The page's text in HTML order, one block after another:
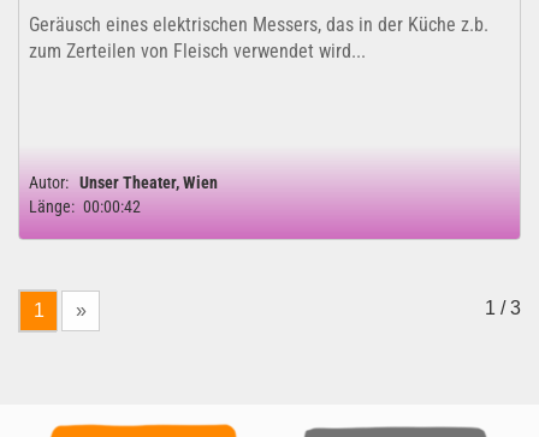
Geräusch eines elektrischen Messers, das in der Küche z.b.
zum Zerteilen von Fleisch verwendet wird...
Autor: Unser Theater, Wien
Länge: 00:00:42
1 » 1 / 3